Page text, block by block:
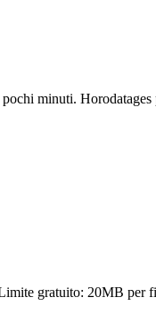
minuti.
gratuito: 20MB per